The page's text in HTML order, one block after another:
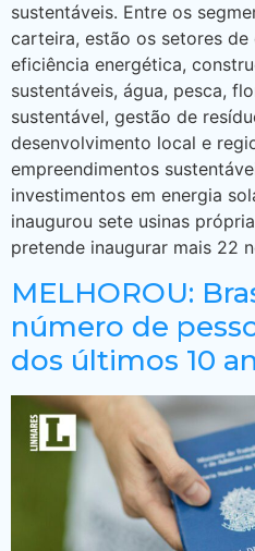
sustentáveis. Entre os
carteira, estão os setores de
eficiência energética,
sustentáveis, água, pesca,
sustentável, gestão de
desenvolvimento local e
empreendimentos
investimentos em energia
inaugurou sete usinas
pretende inaugurar mais 22
MELHOROU:
número de
dos últimos 10